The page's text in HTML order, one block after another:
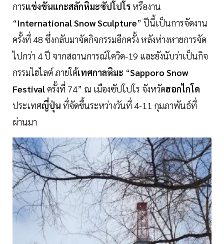
การแข่งขันแกะสลักหิมะซัปโปโรหรืองาน
“InternationalSnowSculpture” ปีนี้เป็นการจัดงาน
ครั้งที่ 48 ซึ่งกลับมาจัดกิจกรรมอีกครั้ง หลังห่างหายการจัด
ไปกว่า 4 ปี จากสถานการณ์โควิด-19 และยังนับว่าเป็นกิจ
กรรมไฮไลต์ ภายใต้เทศกาลหิมะ “Sapporo Snow
Festivalครั้งที่ 74” ณ เมืองซัปโปโร จังหวัดฮอกไกโด
ประเทศญี่ปุ่น ที่จัดขึ้นระหว่างวันที่ 4-11 กุมภาพันธ์ที่
ผ่านมา